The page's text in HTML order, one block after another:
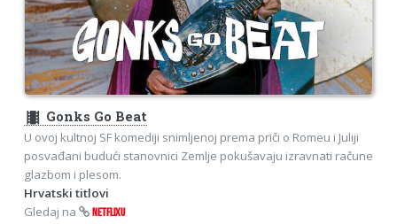
theaters Gonks Go Beat
U ovoj kultnoj SF komediji snimljenoj prema priči o Romeu i Juliji
posvađani budući stanovnici Zemlje pokušavaju izravnati račune
glazbom i plesom.
Hrvatski titlovi
Gledaj na
NETFLIXU